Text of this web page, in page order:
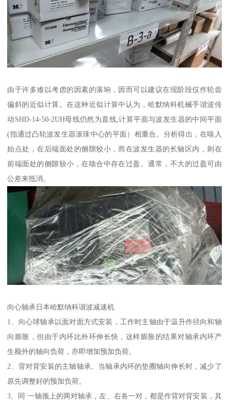
由于许多难以考虑的因素的落响，因而可以建议在现阶段仅作轮齿
偏斜的近似计算。在这种近似计算中认为，哈默纳科机械手谐波传
动SHD-14-50-2UH母线仍然为直线,计算平面与波发生器的中间平面
(指通过凸轮波发生器滚珠中心的平面）相重合。分析得出，在啮入
始点处，在后端面处的侧隙较小，而在波发生器的长轴区内，则在
前端面处的侧隙较小，在啮合中存在过盈。通常，不大的过盈可由
公差来抵消。
向心轴承日本哈默纳科谐波减速机
1、向心球轴承以面对面方式安装，工作时主轴由于温升作径向和轴
向膨胀，但由于内环比外环伸长快，这样膨胀的结果对轴承内环产
生额外的轴向负荷，亦即增加预加负荷。
2、背对背安装的主轴轴承。当轴承内环的垫圈轴向伸长时，减少了
原先调整好的预加负荷。
3、同 一轴颈上的两对轴承，左、右各一对，都是作背对背安装，其